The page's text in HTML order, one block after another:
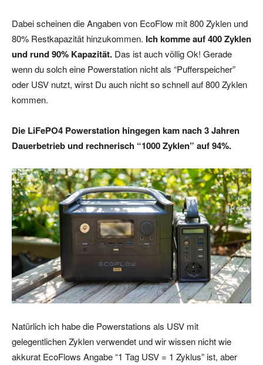
Dabei scheinen die Angaben von EcoFlow mit 800 Zyklen und
80% Restkapazität hinzukommen. Ich komme auf 400 Zyklen
und rund 90% Kapazität. Das ist auch völlig Ok! Gerade
wenn du solch eine Powerstation nicht als “Pufferspeicher”
oder USV nutzt, wirst Du auch nicht so schnell auf 800 Zyklen
kommen.
Die LiFePO4 Powerstation hingegen kam nach 3 Jahren
Dauerbetrieb und rechnerisch “1000 Zyklen” auf 94%.
Natürlich ich habe die Powerstations als USV mit
gelegentlichen Zyklen verwendet und wir wissen nicht wie
akkurat EcoFlows Angabe “1 Tag USV = 1 Zyklus” ist, aber